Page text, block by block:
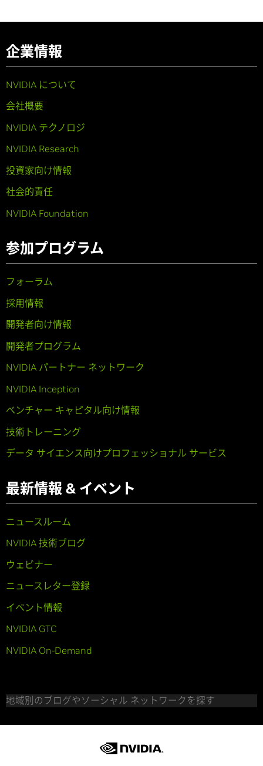
企業情報
NVIDIA について
会社概要
NVIDIA テクノロジ
NVIDIA Research
投資家向け情報
社会的責任
NVIDIA Foundation
参加プログラム
フォーラム
採用情報
開発者向け情報
開発者プログラム
NVIDIA パートナー ネットワーク
NVIDIA Inception
ベンチャー キャピタル向け情報
技術トレーニング
データ サイエンス向けプロフェッショナル サービス
最新情報 & イベント
ニュースルーム
NVIDIA 技術ブログ
ウェビナー
ニュースレター登録
イベント情報
NVIDIA GTC
NVIDIA On-Demand
地域別のブログやソーシャル ネットワークを探す